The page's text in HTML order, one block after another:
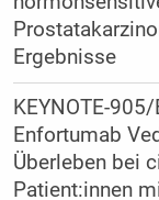
Ergebnisse
KEYNOTE-
Enfortumab
Überleben bei
Patient:innen